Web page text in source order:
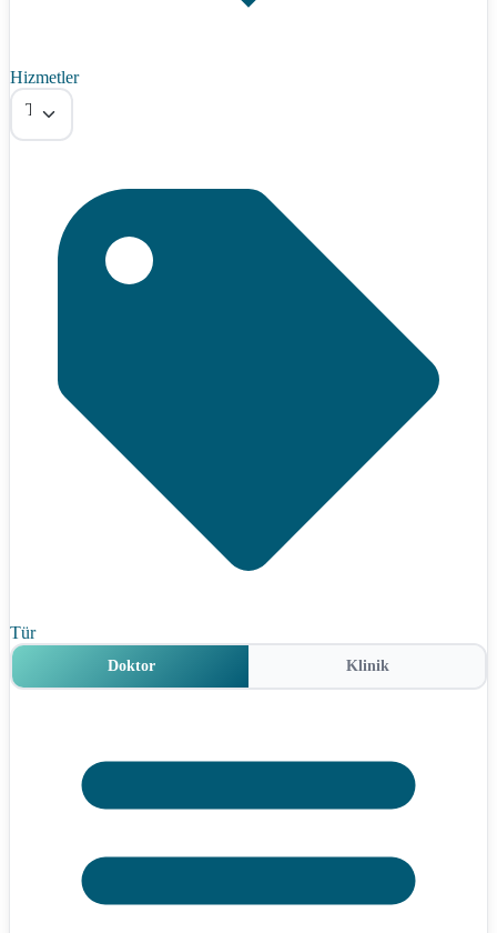
Hizmetler
Tümü
Tür
Doktor Klinik